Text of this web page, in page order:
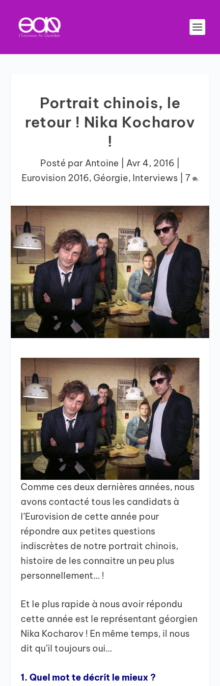
Portrait chinois, le
retour ! Nika Kocharov
!
Posté par Antoine Avr 4, 2016
Eurovision 2016, Géorgie, Interviews 7
Comme ces deux dernières années, nous
avons contacté tous les candidats à
l’Eurovision de cette année pour
répondre aux petites questions
indiscrètes de notre portrait chinois,
histoire de les connaitre un peu plus
personnellement… !
Et le plus rapide à nous avoir répondu
cette année est le représentant géorgien
Nika Kocharov ! En même temps, il nous
dit qu’il toujours oui…
1. Quel mot te décrit le mieux ?